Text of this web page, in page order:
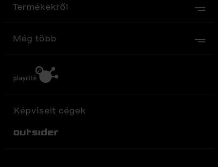
Termékekről
Még több
Képviselt cégek
Out-Sider